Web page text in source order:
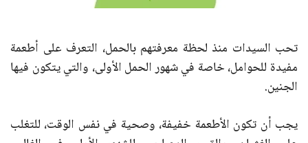
تحب السيدات منذ لحظة معرفتهم بالحمل، التعرف على أطعمة
مفيدة للحوامل، خاصة في شهور الحمل الأولى، والتي يتكون فيها
الجنين.
يجب أن تكون الأطعمة خفيفة، وصحية في نفس الوقت، للتغلب